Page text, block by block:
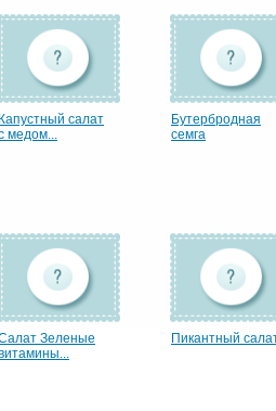
Капустный салат
медом...
Бутербродная
семга
Зеленые
Пикантный